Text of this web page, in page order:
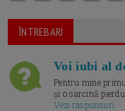
ÎNTREBARI
Voi iubi al
Pentru mine
și o sarcină
Vezi raspunsuri